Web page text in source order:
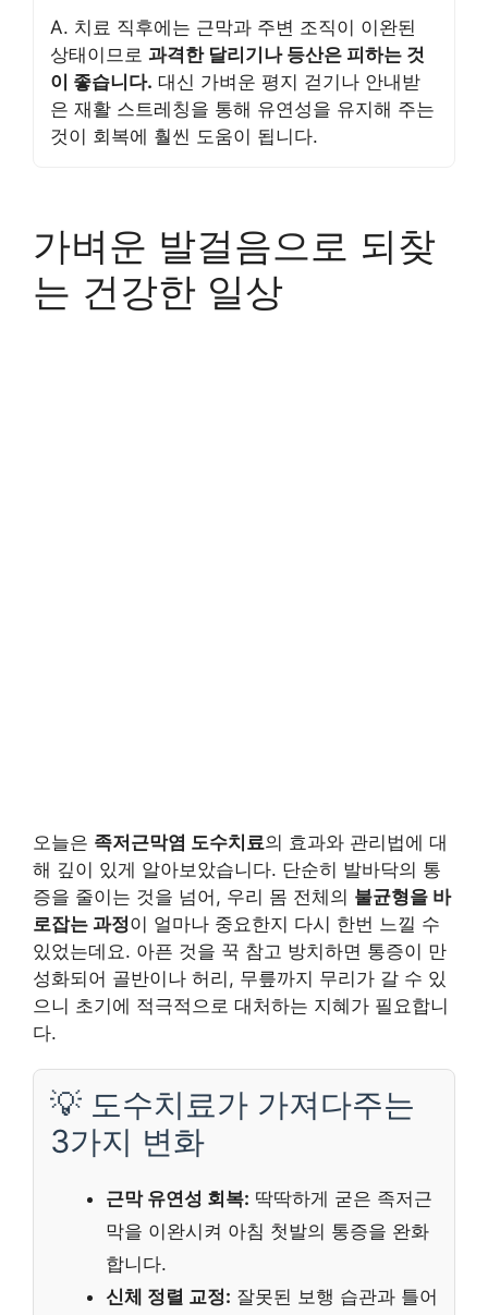
A. 치료 직후에는 근막과 주변 조직이 이완된
상태이므로 과격한 달리기나 등산은 피하는 것
이 좋습니다. 대신 가벼운 평지 걷기나 안내받
은 재활 스트레칭을 통해 유연성을 유지해 주는
것이 회복에 훨씬 도움이 됩니다.
가벼운 발걸음으로 되찾
는 건강한 일상
오늘은 족저근막염 도수치료의 효과와 관리법에 대
해 깊이 있게 알아보았습니다. 단순히 발바닥의 통
증을 줄이는 것을 넘어, 우리 몸 전체의 불균형을 바
로잡는 과정이 얼마나 중요한지 다시 한번 느낄 수
있었는데요. 아픈 것을 꾹 참고 방치하면 통증이 만
성화되어 골반이나 허리, 무릎까지 무리가 갈 수 있
으니 초기에 적극적으로 대처하는 지혜가 필요합니
다.
💡 도수치료가 가져다주는
3가지 변화
근막 유연성 회복: 딱딱하게 굳은 족저근
막을 이완시켜 아침 첫발의 통증을 완화
합니다.
신체 정렬 교정: 잘못된 보행 습관과 틀어